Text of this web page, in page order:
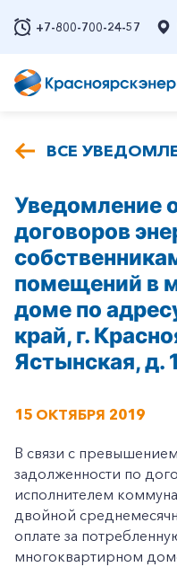
+7-800-700-24-57
ВСЕ
Уведомление
договоров
помещений в
доме по
край, г.
Ястынская, д.
15 ОКТЯБРЯ 2019
В связи с
задолженности по
исполнителем
двойной
оплате за
многоквартирном